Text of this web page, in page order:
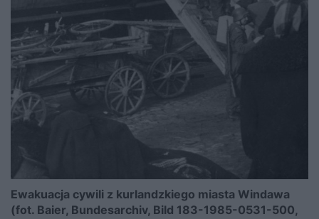
Ewakuacja cywili z kurlandzkiego miasta Windawa
(fot. Baier, Bundesarchiv, Bild 183-1985-0531-500,